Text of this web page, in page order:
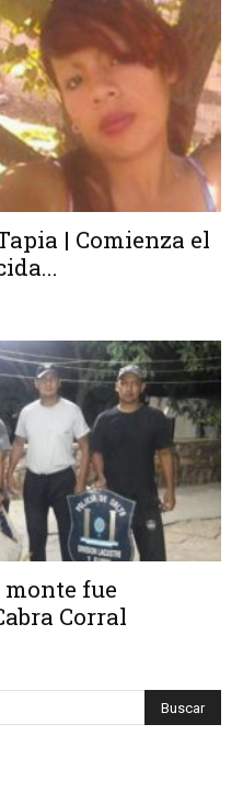
| Comienza el
fue
Corral